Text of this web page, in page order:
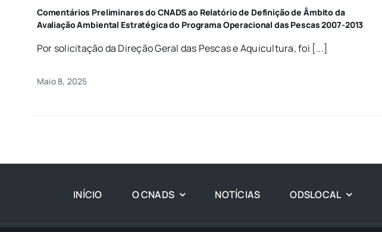
Comentários Preliminares do CNADS ao Relatório de Definição de Âmbito da
Avaliação Ambiental Estratégica do Programa Operacional das Pescas 2007-2013
Por solicitação da Direção Geral das Pescas e Aquicultura, foi [...]
Maio 8, 2025
INÍCIO O CNADS NOTÍCIAS ODSLOCAL